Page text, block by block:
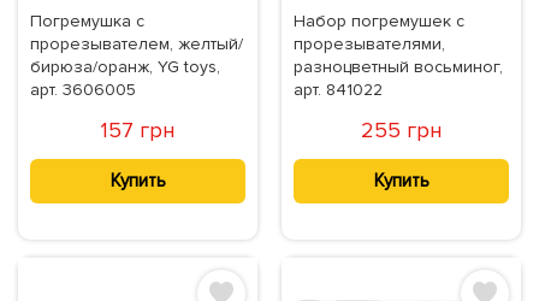
Погремушка с
прорезывателем, желтый/
бирюза/оранж, YG toys,
арт. 3606005
157 грн
Купить
Набор погремушек с
прорезывателями,
разноцветный восьминог,
арт. 841022
255 грн
Купить